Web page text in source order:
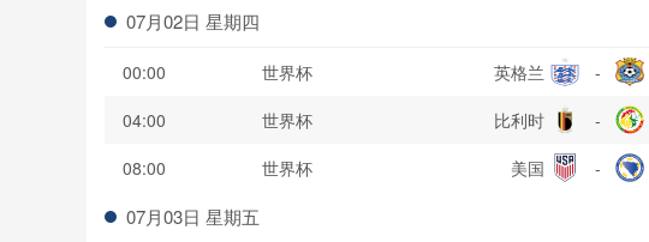
07月02日 星期四
00:00 世界杯 英格兰 -
04:00
世界杯 比利时 -
08:00
世界杯 美国 -
07月03日 星期五